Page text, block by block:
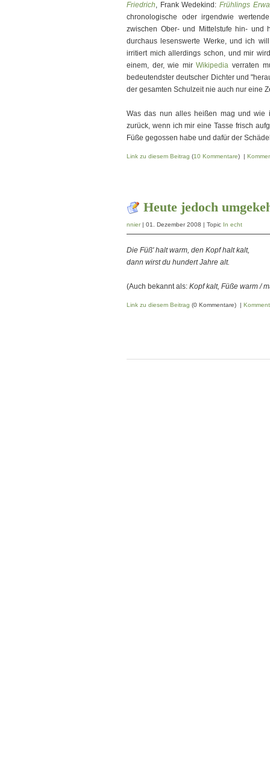
Friedrich, Frank Wedekind:Frühlings
chronologische oder irgendwie
zwischen Ober- und Mittelstufe hin- und
durchaus lesenswerte Werke, und ich
irritiert mich allerdings schon, und mir
einem, der, wie mirWikipedia verraten
bedeutendster deutscher Dichter und
der gesamten Schulzeit nie auch nur eine
Was das nun alles heißen mag und wie
zurück, wenn ich mir eine Tasse frisch
Füße gegossen habe und dafür der
Link zu diesem Beitrag (10 Kommentare) |
Heute jedoch
nnier| 01. Dezember 2008 | Topic In echt
Die Füß' halt warm, den Kopf halt kalt,
dann wirst du hundert Jahre alt.
(Auch bekannt als: Kopf kalt, Füße warm /
Link zu diesem Beitrag (0 Kommentare) |